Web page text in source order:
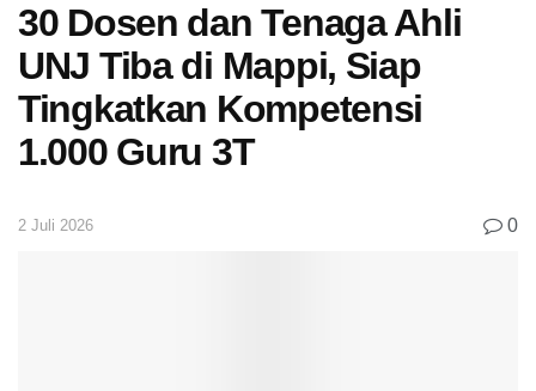
30 Dosen dan Tenaga Ahli
UNJ Tiba di Mappi, Siap
Tingkatkan Kompetensi
1.000 Guru 3T
2 Juli 2026 0